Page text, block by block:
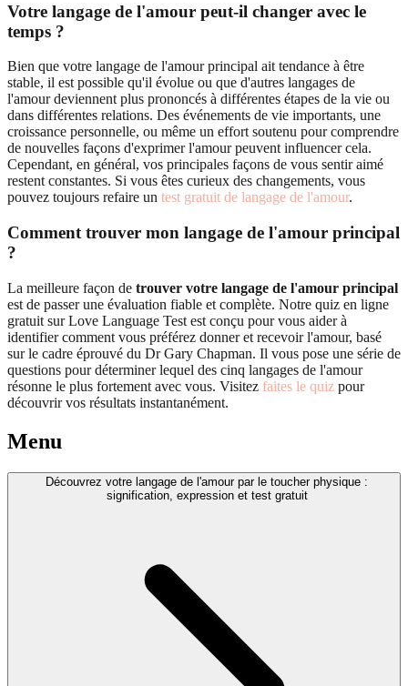
Votre langage de l'amour peut-il changer avec le
temps ?
Bien que votre langage de l'amour principal ait tendance à être
stable, il est possible qu'il évolue ou que d'autres langages de
l'amour deviennent plus prononcés à différentes étapes de la vie ou
dans différentes relations. Des événements de vie importants, une
croissance personnelle, ou même un effort soutenu pour comprendre
de nouvelles façons d'exprimer l'amour peuvent influencer cela.
Cependant, en général, vos principales façons de vous sentir aimé
restent constantes. Si vous êtes curieux des changements, vous
pouvez toujours refaire un test gratuit de langage de l'amour.
Comment trouver mon langage de l'amour principal
?
La meilleure façon de trouver votre langage de l'amour principal
est de passer une évaluation fiable et complète. Notre quiz en ligne
gratuit sur Love Language Test est conçu pour vous aider à
identifier comment vous préférez donner et recevoir l'amour, basé
sur le cadre éprouvé du Dr Gary Chapman. Il vous pose une série de
questions pour déterminer lequel des cinq langages de l'amour
résonne le plus fortement avec vous. Visitez faites le quiz pour
découvrir vos résultats instantanément.
Menu
Découvrez votre langage de l'amour par le toucher physique :
signification, expression et test gratuit